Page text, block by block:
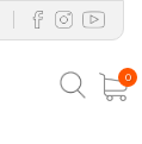
0